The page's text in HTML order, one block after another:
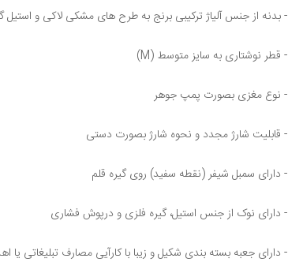
- بدنه از جنس آلیاژ ترکیبی برنج به طرح های مشکی لاکی و استیل
- قطر نوشتاری به سایز متوسط (M)
- نوع مغزی بصورت پمپ جوهر
- قابلیت شارژ مجدد و نحوه شارژ بصورت دستی
- دارای سمبل شیفر (نقطه سفید) روی گیره قلم
- دارای نوک از جنس استیل، گیره فلزی و درپوش فشاری
- دارای جعبه بسته بندی شکیل و زیبا با کارآیی مصارف تبلیغاتی یا